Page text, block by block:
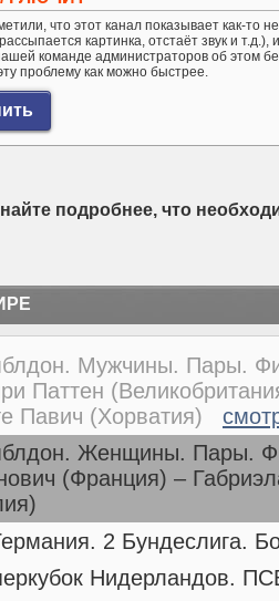
что этот канал показывает как-то
картинка, отстаёт звук и
команде администраторов об этом
проблему как можно быстрее.
подробнее, что
Мужчины. Пары.
Паттен
Павич (Хорватия)
Женщины. Пары.
(Франция) –
2 Бундеслига.
Нидерландов.